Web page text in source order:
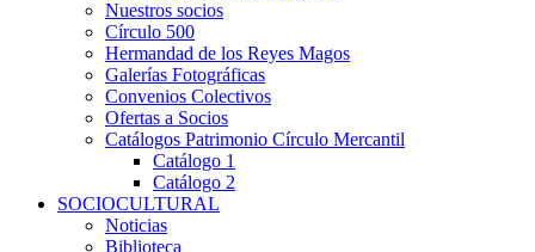
Nuestros socios
Círculo 500
Hermandad de los Reyes Magos
Galerías Fotográficas
Convenios Colectivos
Ofertas a Socios
Catálogos Patrimonio Círculo Mercantil
Catálogo 1
Catálogo 2
SOCIOCULTURAL
Noticias
Biblioteca